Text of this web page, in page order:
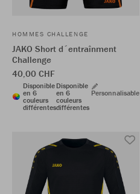
HOMMES CHALLENGE
JAKO Short d´entraînment
Challenge
40,00 CHF
Disponible
en 6
couleurs
différentes
Disponible
en 6
couleurs
différentes
Personnalisable